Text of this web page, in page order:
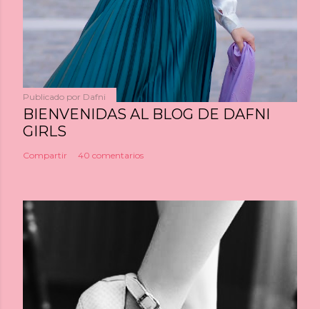
Publicado por Dafni
BIENVENIDAS AL BLOG DE DAFNI
GIRLS
Compartir 40 comentarios